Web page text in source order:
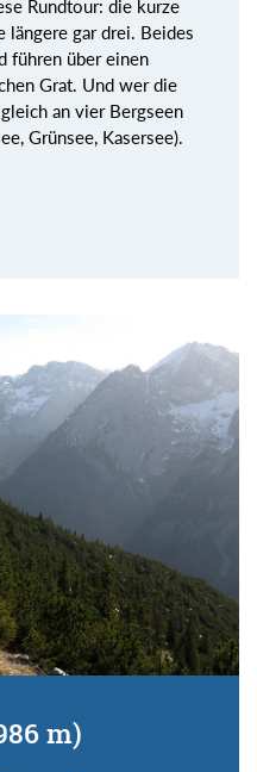
Rundtour: die kurze
gar drei. Beides
führen über einen
Grat. Und wer die
an vier Bergseen
Grünsee, Kasersee).
m)